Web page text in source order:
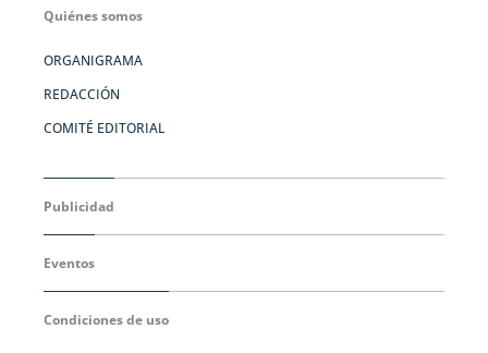
Quiénes somos
ORGANIGRAMA
REDACCIÓN
COMITÉ EDITORIAL
Publicidad
Eventos
Condiciones de uso